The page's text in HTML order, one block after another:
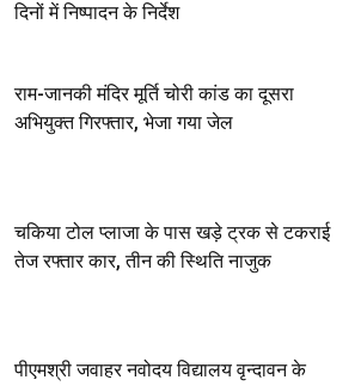
दिनों में निष्पादन के निर्देश
राम-जानकी मंदिर मूर्ति चोरी कांड का दूसरा
अभियुक्त गिरफ्तार, भेजा गया जेल
चकिया टोल प्लाजा के पास खड़े ट्रक से टकराई
तेज रफ्तार कार, तीन की स्थिति नाजुक
पीएमश्री जवाहर नवोदय विद्यालय वृन्दावन के